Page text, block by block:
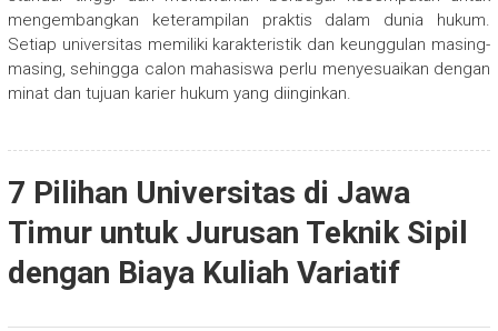
mengembangkan keterampilan praktis dalam dunia hukum.
Setiap universitas memiliki karakteristik dan keunggulan masing-
masing, sehingga calon mahasiswa perlu menyesuaikan dengan
minat dan tujuan karier hukum yang diinginkan.
7 Pilihan Universitas di Jawa
Timur untuk Jurusan Teknik Sipil
dengan Biaya Kuliah Variatif